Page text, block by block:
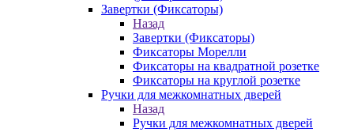
Завертки (Фиксаторы)
Назад
Завертки (Фиксаторы)
Фиксаторы Морелли
Фиксаторы на квадратной розетке
Фиксаторы на круглой розетке
Ручки для межкомнатных дверей
Назад
Ручки для межкомнатных дверей